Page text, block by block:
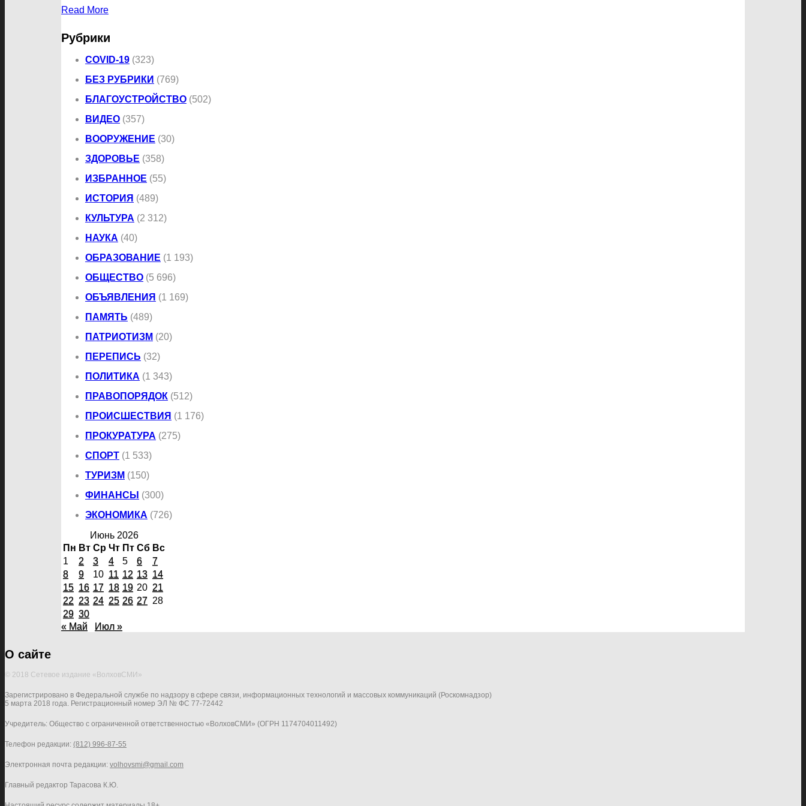
Read More
Рубрики
COVID-19 (323)
БЕЗ РУБРИКИ (769)
БЛАГОУСТРОЙСТВО (502)
ВИДЕО (357)
ВООРУЖЕНИЕ (30)
ЗДОРОВЬЕ (358)
ИЗБРАННОЕ (55)
ИСТОРИЯ (489)
КУЛЬТУРА (2 312)
НАУКА (40)
ОБРАЗОВАНИЕ (1 193)
ОБЩЕСТВО (5 696)
ОБЪЯВЛЕНИЯ (1 169)
ПАМЯТЬ (489)
ПАТРИОТИЗМ (20)
ПЕРЕПИСЬ (32)
ПОЛИТИКА (1 343)
ПРАВОПОРЯДОК (512)
ПРОИСШЕСТВИЯ (1 176)
ПРОКУРАТУРА (275)
СПОРТ (1 533)
ТУРИЗМ (150)
ФИНАНСЫ (300)
ЭКОНОМИКА (726)
Июнь 2026
Пн Вт Ср Чт Пт Сб Вс
1
2 3 4 5 6
7
8
9 10 11 12 13 14
15 16 17 18 19 20 21
22 23 24 25 26 27 28
29 30
« Май
Июл »
О сайте
© 2018 Сетевое издание «ВолховСМИ»
Зарегистрировано в Федеральной службе по надзору в сфере связи, информационных технологий и массовых коммуникаций (Роскомнадзор)
5 марта 2018 года. Регистрационный номер ЭЛ № ФС 77-72442
Учредитель: Общество с ограниченной ответственностью «ВолховСМИ» (ОГРН 1174704011492)
Телефон редакции: (812) 996-87-55
Электронная почта редакции: volhovsmi@gmail.com
Главный редактор Тарасова К.Ю.